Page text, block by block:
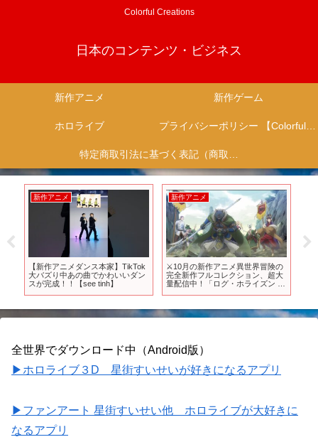
Colorful Creations
日本のコンテンツ・ビジネス
新作アニメ 新作ゲーム
ホロライブ プライバシーポリシー 【Colorful Creation】
特定商取引法に基づく表記（商取引に関する開示）
新作アニメ
【新作アニメダンス本家】TikTok
大バズり中あの曲でかわいいダン
スが完成！！【see tinh】
新作アニメ
⚔️10月の新作アニメ異世界冒険の
完全新作フルコレクション、超大
量配信中！「ログ・ホライズン 円
全世界でダウンロード中（Android版）
▶ホロライブ３D 星街すいせいが好きになるアプリ
▶ファンアート 星街すいせい他 ホロライブが大好きに
なるアプリ